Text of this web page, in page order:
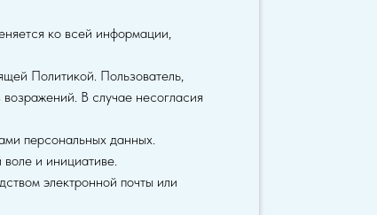
ко всей информации,
Политикой. Пользователь,
В случае несогласия
персональных данных.
и инициативе.
электронной почты или